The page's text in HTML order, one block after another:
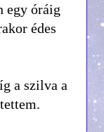
egy óráig
édes
a szilva a